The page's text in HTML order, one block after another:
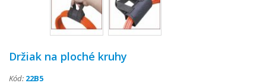
Držiak na ploché kruhy
Kód: 22B5